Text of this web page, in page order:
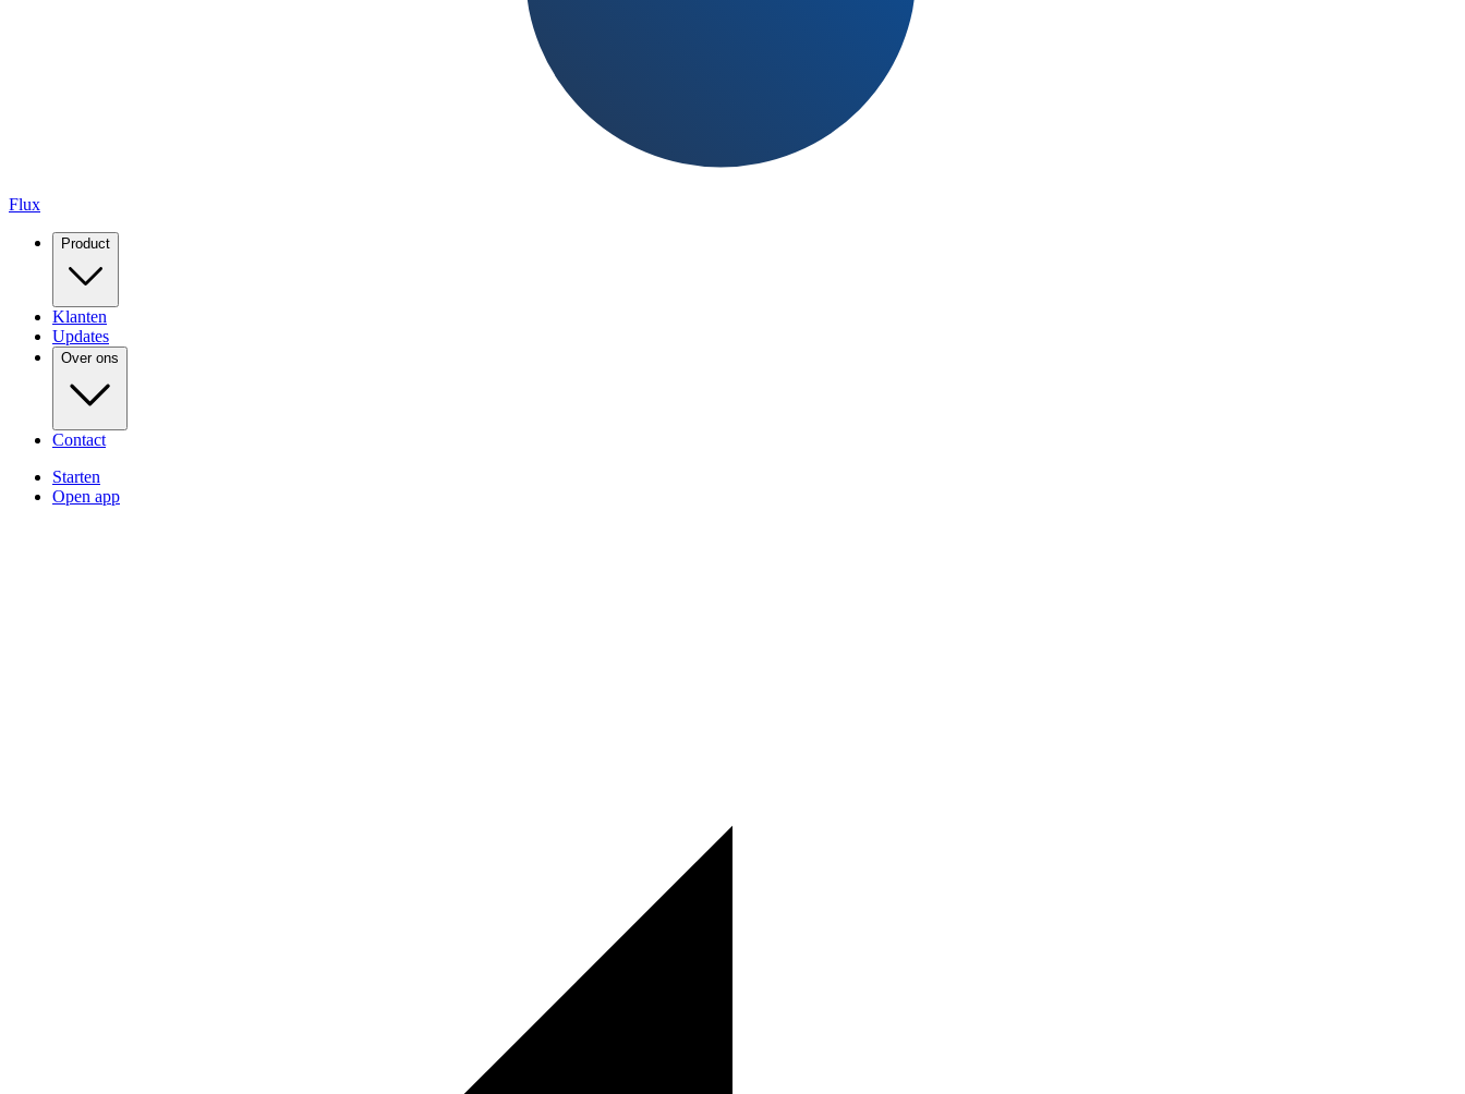
Flux
Product
Klanten
Updates
Over ons
Contact
Starten
Open app